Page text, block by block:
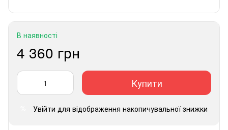
В наявності
4 360 грн
Купити
Увійти для відображення накопичувальної знижки